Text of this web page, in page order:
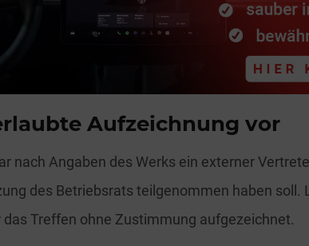
Aufzeichnung vor
nach Angaben des Werks ein externer
des Betriebsrats teilgenommen haben soll.
Treffen ohne Zustimmung aufgezeichnet.